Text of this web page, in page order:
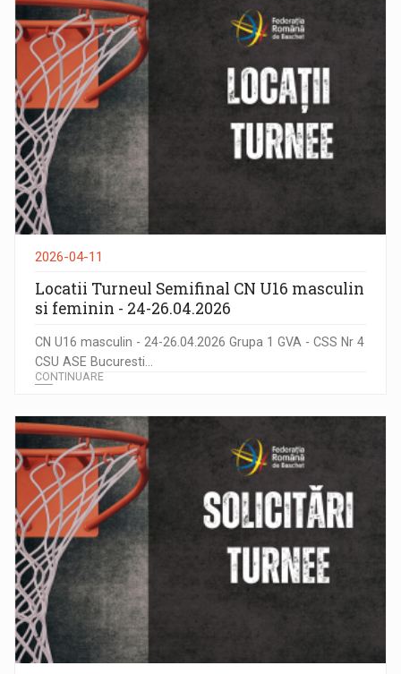
2026-04-11
Locatii Turneul Semifinal CN U16 masculin
si feminin - 24-26.04.2026
CN U16 masculin - 24-26.04.2026 Grupa 1 GVA - CSS Nr 4
CSU ASE Bucuresti...
CONTINUARE